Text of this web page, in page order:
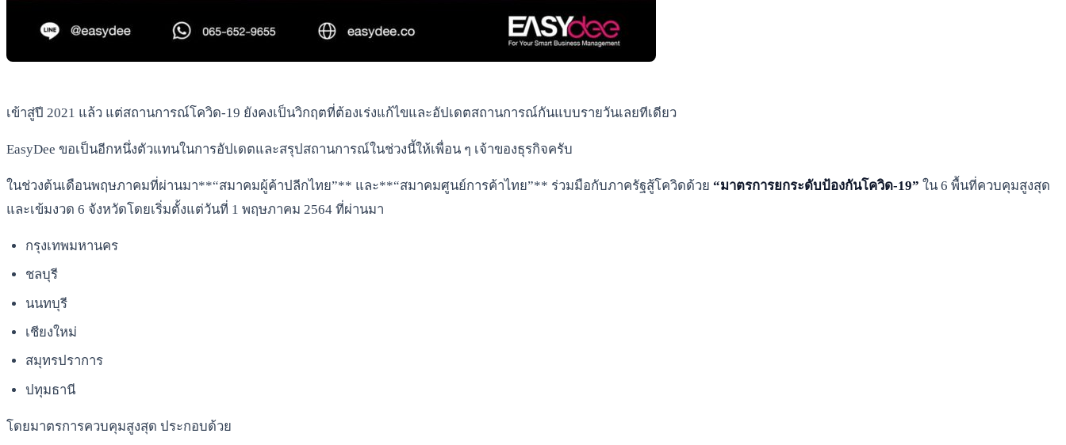
เข้าสู่ปี 2021 แล้ว แต่สถานการณ์โควิด-19 ยังคงเป็นวิกฤตที่ต้องเร่งแก้ไขและอัปเดตสถานการณ์กันแบบรายวันเลยทีเดียว
EasyDee ขอเป็นอีกหนึ่งตัวแทนในการอัปเดตและสรุปสถานการณ์ในช่วงนี้ให้เพื่อน ๆ เจ้าของธุรกิจครับ
ในช่วงต้นเดือนพฤษภาคมที่ผ่านมา**“สมาคมผู้ค้าปลีกไทย”** และ**“สมาคมศูนย์การค้าไทย”** ร่วมมือกับภาครัฐสู้โควิดด้วย “มาตรการยกระดับป้องกันโควิด-19” ใน 6 พื้นที่ควบคุมสูงสุด
และเข้มงวด 6 จังหวัดโดยเริ่มตั้งแต่วันที่ 1 พฤษภาคม 2564 ที่ผ่านมา
กรุงเทพมหานคร
ชลบุรี
นนทบุรี
เชียงใหม่
สมุทรปราการ
ปทุมธานี
โดยมาตรการควบคุมสูงสุด ประกอบด้วย